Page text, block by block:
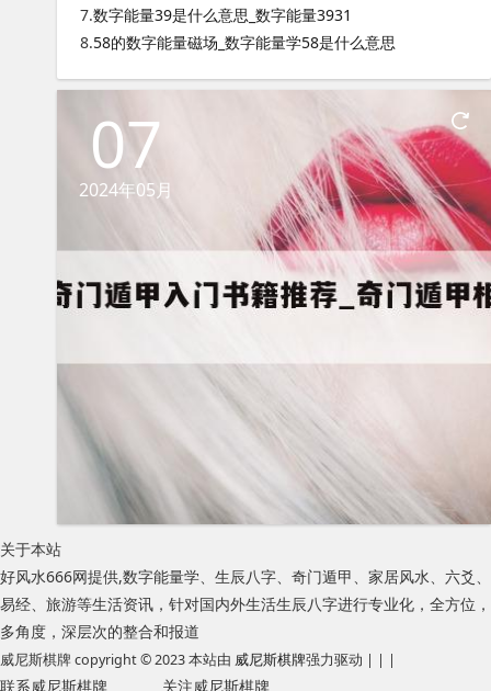
7.数字能量39是什么意思_数字能量3931
8.58的数字能量磁场_数字能量学58是什么意思
07
2024年05月
关于本站
好风水666网提供,数字能量学、生辰八字、奇门遁甲、家居风水、六爻、
易经、旅游等生活资讯，针对国内外生活生辰八字进行专业化，全方位，
多角度，深层次的整合和报道
威尼斯棋牌 copyright © 2023 本站由 威尼斯棋牌强力驱动 | | |
联系威尼斯棋牌 关注威尼斯棋牌